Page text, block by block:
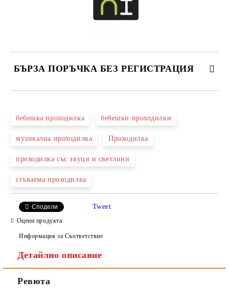
БЪРЗА ПОРЪЧКА БЕЗ РЕГИСТРАЦИЯ
бебешка проходилка бебешки проходилки
музикална проходилка Проходилка
проходилка със звуци и светлини
сгъваема проходилка
Сподели Tweet
Оцени продукта
Информация за Съответствие
Детайлно описание
Ревюта